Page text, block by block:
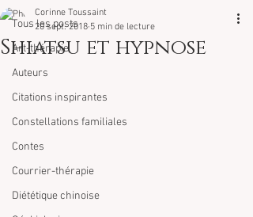
Tous les posts
Art-thérapie
Auteurs
Citations inspirantes
Constellations familiales
Contes
Courrier-thérapie
Diététique chinoise
Shiatsu et hypnose
Corinne Toussaint
20 sept. 2018 5 min de lecture